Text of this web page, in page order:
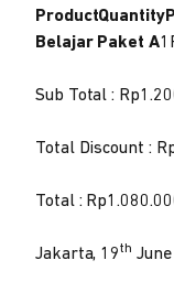
Belajar Paket A
Sub Total :
Total Discount :
Total :
Jakarta, 19th